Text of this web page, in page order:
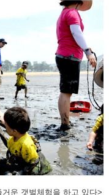
운 갯벌체험을 하고 있다>